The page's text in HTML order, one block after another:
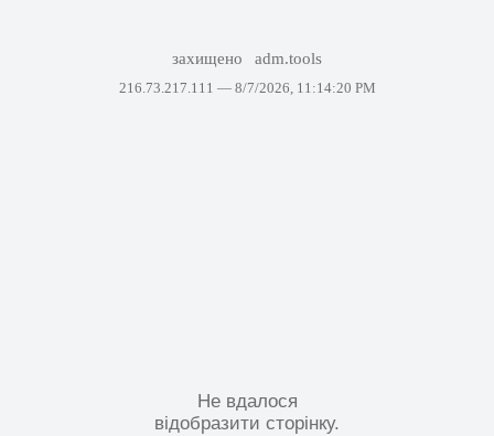
захищено adm.tools
216.73.217.111 — 8/7/2026, 11:14:20 PM
Не вдалося
відобразити сторінку.